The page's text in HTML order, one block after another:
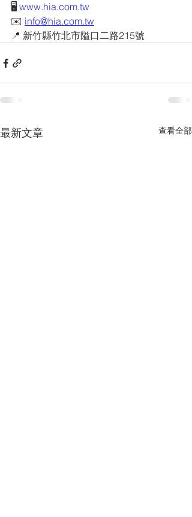
🖥 www.hia.com.tw
✉️ info@hia.com.tw
📍 新竹縣竹北市隘口二路215號
最新文章 查看全部